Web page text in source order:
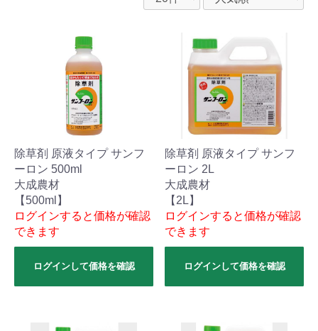
除草剤 原液タイプ サンフ
ーロン 500ml
大成農材
【500ml】
ログインすると価格が確認
できます
ログインして価格を確認
除草剤 原液タイプ サンフ
ーロン 2L
大成農材
【2L】
ログインすると価格が確認
できます
ログインして価格を確認